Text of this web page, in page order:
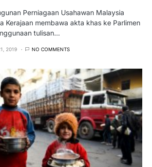
Perniagaan Usahawan Malaysia
Kerajaan membawa akta khas ke Parlimen
tulisan…
2019 NO COMMENTS